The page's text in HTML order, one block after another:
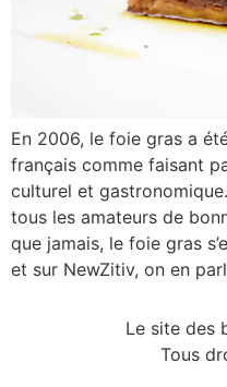
En 2006, le foie gras a
français comme faisant
culturel et
tous les amateurs de
que jamais, le foie gras
et sur NewZitiv, on en
Le site des
Tous